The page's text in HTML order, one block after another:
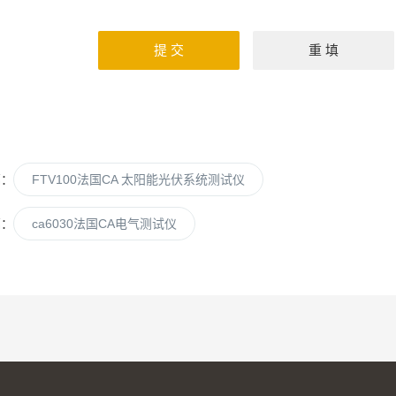
FTV100法国CA 太阳能光伏系统测试仪
ca6030法国CA电气测试仪